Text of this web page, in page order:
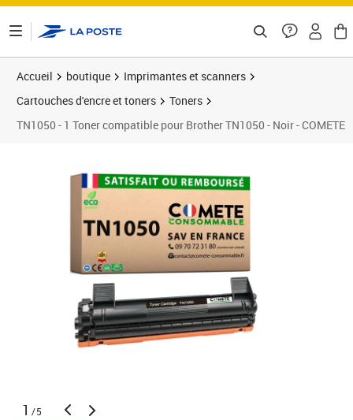
Accueil boutique
Imprimantes et scanners
Cartouches d'encre et toners
Toners
TN1050 - 1 Toner compatible pour Brother TN1050 - Noir - COMETE
1 /5